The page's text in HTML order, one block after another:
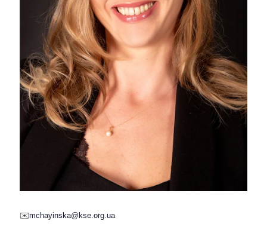
✉️mchayinska@kse.org.ua